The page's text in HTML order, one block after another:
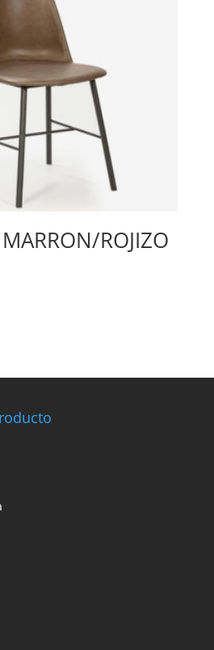
ROJIZO